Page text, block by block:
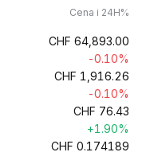
Cena i 24H%
CHF 64,893.00
-0.10%
CHF 1,916.26
-0.10%
CHF 76.43
+1.90%
CHF 0.174189